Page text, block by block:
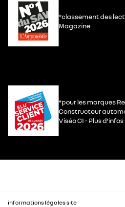
*classement des
Magazine
*pour les marques
Constructeur
Viséo CI - Plus
informations légales site